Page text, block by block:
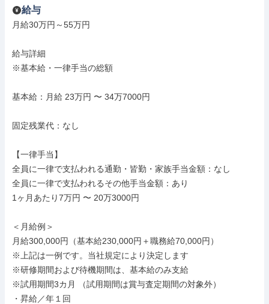
給与
月給30万円～55万円
給与詳細
※基本給・一律手当の総額
基本給：月給 23万円 〜 34万7000円
固定残業代：なし
【一律手当】
全員に一律で支払われる通勤・皆勤・家族手当金額：なし
全員に一律で支払われるその他手当金額：あり
1ヶ月あたり7万円 〜 20万3000円
＜月給例＞
月給300,000円（基本給230,000円＋職務給70,000円）
※上記は一例です。当社規定により決定します
※研修期間および待機期間は、基本給のみ支給
※試用期間3カ月 （試用期間は賞与査定期間の対象外）
・昇給／年１回